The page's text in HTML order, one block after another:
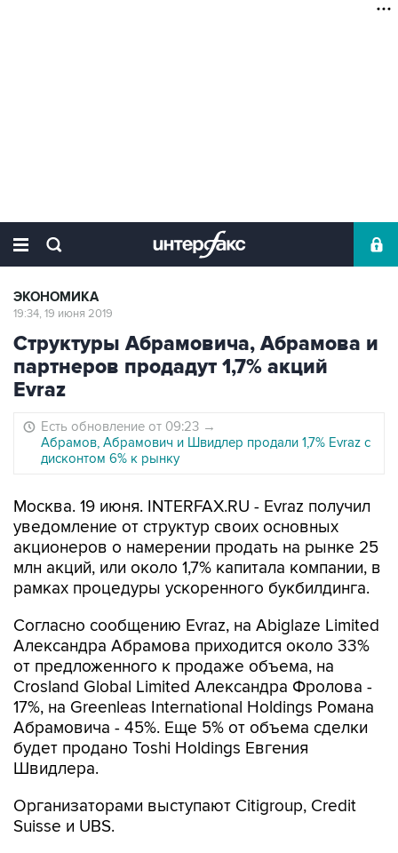
ЭКОНОМИКА
19:34, 19 июня 2019
Структуры Абрамовича, Абрамова и
партнеров продадут 1,7% акций
Evraz
Есть обновление от 09:23 →
Абрамов, Абрамович и Швидлер продали 1,7% Evraz с
дисконтом 6% к рынку
Москва. 19 июня. INTERFAX.RU - Evraz получил
уведомление от структур своих основных
акционеров о намерении продать на рынке 25
млн акций, или около 1,7% капитала компании, в
рамках процедуры ускоренного букбилдинга.
Согласно сообщению Evraz, на Abiglaze Limited
Александра Абрамова приходится около 33%
от предложенного к продаже объема, на
Crosland Global Limited Александра Фролова -
17%, на Greenleas International Holdings Романа
Абрамовича - 45%. Еще 5% от объема сделки
будет продано Toshi Holdings Евгения
Швидлера.
Организаторами выступают Citigroup, Credit
Suisse и UBS.